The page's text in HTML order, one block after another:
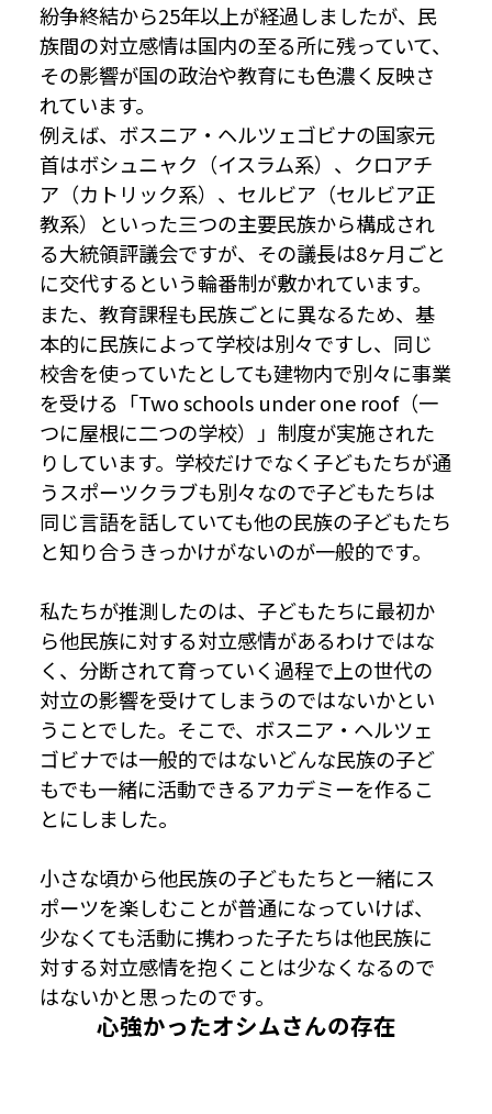
紛争終結から25年以上が経過しましたが、民
族間の対立感情は国内の至る所に残っていて、
その影響が国の政治や教育にも色濃く反映さ
れています。
例えば、ボスニア・ヘルツェゴビナの国家元
首はボシュニャク（イスラム系）、クロアチ
ア（カトリック系）、セルビア（セルビア正
教系）といった三つの主要民族から構成され
る大統領評議会ですが、その議長は8ヶ月ごと
に交代するという輪番制が敷かれています。
また、教育課程も民族ごとに異なるため、基
本的に民族によって学校は別々ですし、同じ
校舎を使っていたとしても建物内で別々に事業
を受ける「Two schools under one roof（一
つに屋根に二つの学校）」制度が実施された
りしています。学校だけでなく子どもたちが通
うスポーツクラブも別々なので子どもたちは
同じ言語を話していても他の民族の子どもたち
と知り合うきっかけがないのが一般的です。
私たちが推測したのは、子どもたちに最初か
ら他民族に対する対立感情があるわけではな
く、分断されて育っていく過程で上の世代の
対立の影響を受けてしまうのではないかとい
うことでした。そこで、ボスニア・ヘルツェ
ゴビナでは一般的ではないどんな民族の子ど
もでも一緒に活動できるアカデミーを作るこ
とにしました。
小さな頃から他民族の子どもたちと一緒にス
ポーツを楽しむことが普通になっていけば、
少なくても活動に携わった子たちは他民族に
対する対立感情を抱くことは少なくなるので
はないかと思ったのです。
心強かったオシムさんの存在